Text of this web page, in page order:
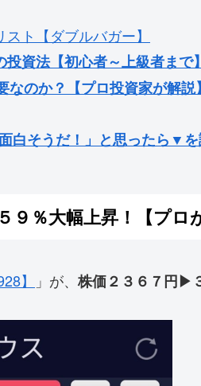
ト【ダブルバガー】
資法【初心者～上級者まで】
のか？【プロ投資家が解説】
白そうだ！」と思ったら▼
％大幅上昇！【プロ
】 」が、 株価２３６７円▶